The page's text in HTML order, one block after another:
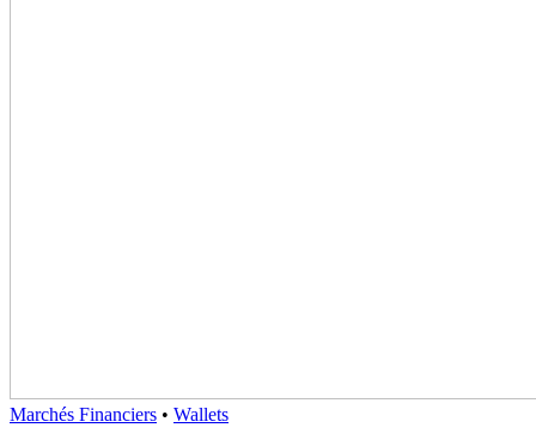
Marchés Financiers • Wallets